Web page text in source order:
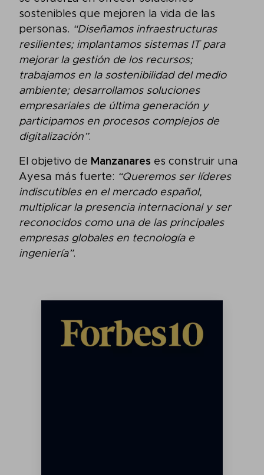
sostenibles que mejoren la vida de las
personas. “Diseñamos infraestructuras
resilientes; implantamos sistemas IT para
mejorar la gestión de los recursos;
trabajamos en la sostenibilidad del medio
ambiente; desarrollamos soluciones
empresariales de última generación y
participamos en procesos complejos de
digitalización”.
El objetivo de Manzanares es construir una
Ayesa más fuerte: “Queremos ser líderes
indiscutibles en el mercado español,
multiplicar la presencia internacional y ser
reconocidos como una de las principales
empresas globales en tecnología e
ingeniería”.